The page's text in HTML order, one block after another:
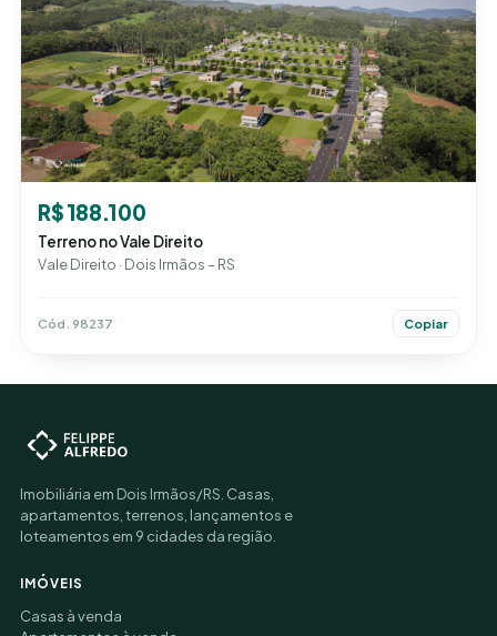
R$ 188.100
Terreno no Vale Direito
Vale Direito · Dois Irmãos – RS
Cód. 98237 Copiar
Imobiliária em Dois Irmãos/RS. Casas,
apartamentos, terrenos, lançamentos e
loteamentos em 9 cidades da região.
IMÓVEIS
Casas à venda